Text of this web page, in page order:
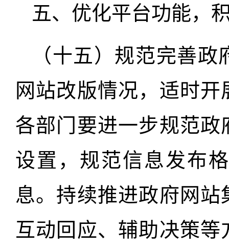
五、优化平台功能，
（十五）规范完善
网站改版情况，适时
各部门要进一步规范
设置，规范信息发布
息。持续推进政府网
互动回应、辅助决策